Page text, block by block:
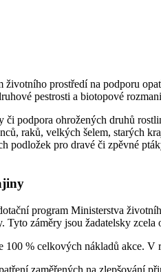
prostředí na podporu
pestrosti a biotopové
či podpora ohrožených druhů
raků, velkých šelem, starých
podložek pro dravé či zpěvné
program Ministerstva
záměry jsou žadatelsky zcela
% celkových nákladů akce.
zaměřených na zlepšování